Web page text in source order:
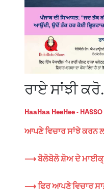
ਰਾਏ ਸਾਂਝੀ
HaaHaa HeeHee - HASSO
ਆਪਣੇ ਵਿਚਾਰ ਸਾਂਝੇ ਕਰਨ
⟶ ਬੋਲੋਬੋਲੋ ਸ਼ੋਅ ਦੇ
⟶ ਫਿਰ ਆਪਣੇ ਵਿਚਾਰ